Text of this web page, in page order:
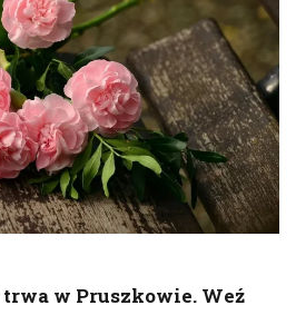
w Pruszkowie. Weź